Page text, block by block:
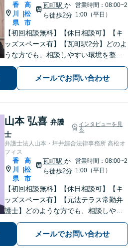
香
川
県
高
松
市
瓦町駅 か
ら徒歩2分
営業時間：08:00~2
1:00（平日）
【初回相談無料】【休日相談可】【キ
ッズスペース有】【瓦町駅2分】どのよ
うな方でも、相談しやすい環境を整え
ています。依頼者様に寄り添った対応
を心がけています。【離婚・男女問
題】DV被害へ積極的に対応。お気軽に
メールでお問い合わせ
山本 弘喜 弁護
士
インタビューを見
る
弁護士法人山本・坪井綜合法律事務所 高松オ
フィス
香
川
県
高
松
市
瓦町駅 か
ら徒歩2分
営業時間：08:00~2
1:00（平日）
【初回相談無料】【休日相談可】【キ
ッズスペース有】【元法テラス常勤弁
護士】どのような方でも、相談しやす
い環境を整えています。依頼者様に寄
り添った対応を心がけています。【離
婚・男女問題】DV被害へ積極的に対
メールでお問い合わせ